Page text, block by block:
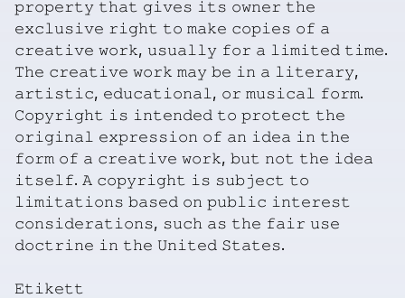
𝚙𝚛𝚘𝚙𝚎𝚛𝚝𝚢 𝚝𝚑𝚊𝚝 𝚐𝚒𝚟𝚎𝚜 𝚒𝚝𝚜 𝚘𝚠𝚗𝚎𝚛 𝚝𝚑𝚎
𝚎𝚡𝚌𝚕𝚞𝚜𝚒𝚟𝚎 𝚛𝚒𝚐𝚑𝚝 𝚝𝚘 𝚖𝚊𝚔𝚎 𝚌𝚘𝚙𝚒𝚎𝚜 𝚘𝚏 𝚊
𝚌𝚛𝚎𝚊𝚝𝚒𝚟𝚎 𝚠𝚘𝚛𝚔, 𝚞𝚜𝚞𝚊𝚕𝚕𝚢 𝚏𝚘𝚛 𝚊 𝚕𝚒𝚖𝚒𝚝𝚎𝚍 𝚝𝚒𝚖𝚎.
𝚃𝚑𝚎 𝚌𝚛𝚎𝚊𝚝𝚒𝚟𝚎 𝚠𝚘𝚛𝚔 𝚖𝚊𝚢 𝚋𝚎 𝚒𝚗 𝚊 𝚕𝚒𝚝𝚎𝚛𝚊𝚛𝚢,
𝚊𝚛𝚝𝚒𝚜𝚝𝚒𝚌, 𝚎𝚍𝚞𝚌𝚊𝚝𝚒𝚘𝚗𝚊𝚕, 𝚘𝚛 𝚖𝚞𝚜𝚒𝚌𝚊𝚕 𝚏𝚘𝚛𝚖.
𝙲𝚘𝚙𝚢𝚛𝚒𝚐𝚑𝚝 𝚒𝚜 𝚒𝚗𝚝𝚎𝚗𝚍𝚎𝚍 𝚝𝚘 𝚙𝚛𝚘𝚝𝚎𝚌𝚝 𝚝𝚑𝚎
𝚘𝚛𝚒𝚐𝚒𝚗𝚊𝚕 𝚎𝚡𝚙𝚛𝚎𝚜𝚜𝚒𝚘𝚗 𝚘𝚏 𝚊𝚗 𝚒𝚍𝚎𝚊 𝚒𝚗 𝚝𝚑𝚎
𝚏𝚘𝚛𝚖 𝚘𝚏 𝚊 𝚌𝚛𝚎𝚊𝚝𝚒𝚟𝚎 𝚠𝚘𝚛𝚔, 𝚋𝚞𝚝 𝚗𝚘𝚝 𝚝𝚑𝚎 𝚒𝚍𝚎𝚊
𝚒𝚝𝚜𝚎𝚕𝚏. 𝙰 𝚌𝚘𝚙𝚢𝚛𝚒𝚐𝚑𝚝 𝚒𝚜 𝚜𝚞𝚋𝚓𝚎𝚌𝚝 𝚝𝚘
𝚕𝚒𝚖𝚒𝚝𝚊𝚝𝚒𝚘𝚗𝚜 𝚋𝚊𝚜𝚎𝚍 𝚘𝚗 𝚙𝚞𝚋𝚕𝚒𝚌 𝚒𝚗𝚝𝚎𝚛𝚎𝚜𝚝
𝚌𝚘𝚗𝚜𝚒𝚍𝚎𝚛𝚊𝚝𝚒𝚘𝚗𝚜, 𝚜𝚞𝚌𝚑 𝚊𝚜 𝚝𝚑𝚎 𝚏𝚊𝚒𝚛 𝚞𝚜𝚎
𝚍𝚘𝚌𝚝𝚛𝚒𝚗𝚎 𝚒𝚗 𝚝𝚑𝚎 𝚄𝚗𝚒𝚝𝚎𝚍 𝚂𝚝𝚊𝚝𝚎𝚜.
𝙴𝚝𝚒𝚔𝚎𝚝𝚝